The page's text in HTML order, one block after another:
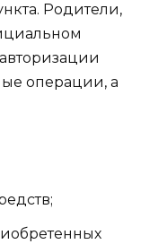
Родители,
операции, а